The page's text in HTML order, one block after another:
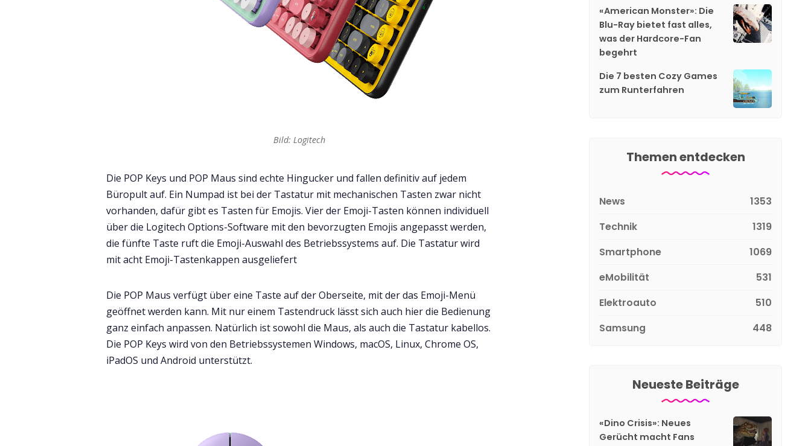
Bild: Logitech
Die POP Keys und POP Maus sind echte Hingucker und fallen definitiv auf jedem
Büropult auf. Ein Numpad ist bei der Tastatur mit mechanischen Tasten zwar nicht
vorhanden, dafür gibt es Tasten für Emojis. Vier der Emoji-Tasten können individuell
über die Logitech Options-Software mit den bevorzugten Emojis angepasst werden,
die fünfte Taste ruft die Emoji-Auswahl des Betriebssystems auf. Die Tastatur wird
mit acht Emoji-Tastenkappen ausgeliefert
Die POP Maus verfügt über eine Taste auf der Oberseite, mit der das Emoji-Menü
geöffnet werden kann. Mit nur einem Tastendruck lässt sich auch hier die Bedienung
ganz einfach anpassen. Natürlich ist sowohl die Maus, als auch die Tastatur kabellos.
Die POP Keys wird von den Betriebssystemen Windows, macOS, Linux, Chrome OS,
iPadOS und Android unterstützt.
«American Monster»: Die
Blu-Ray bietet fast alles,
was der Hardcore-Fan
begehrt
Die 7 besten Cozy Games
zum Runterfahren
Themen entdecken
News
1353
Technik
1319
Smartphone
1069
eMobilität
531
Elektroauto
510
Samsung
448
Neueste Beiträge
«Dino Crisis»: Neues
Gerücht macht Fans